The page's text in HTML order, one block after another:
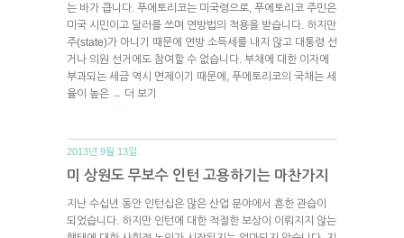
는 바가 큽니다. 푸에토리코는 미국령으로, 푸에토리코 주민은
미국 시민이고 달러를 쓰며 연방법의 적용을 받습니다. 하지만
주(state)가 아니기 때문에 연방 소득세를 내지 않고 대통령 선
거나 의원 선거에도 참여할 수 없습니다. 부채에 대한 이자에
부과되는 세금 역시 면제이기 때문에, 푸에토리코의 국채는 세
율이 높은 → 더 보기
2013년 9월 13일.
미 상원도 무보수 인턴 고용하기는 마찬가지
지난 수십년 동안 인턴십은 많은 산업 분야에서 흔한 관습이
되었습니다. 하지만 인턴에 대한 적절한 보상이 이뤄지지 않는